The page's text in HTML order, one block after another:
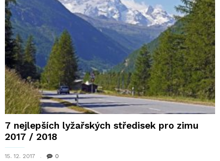
7 nejlepších lyžařských středisek pro zimu
2017 / 2018
15. 12. 2017 0